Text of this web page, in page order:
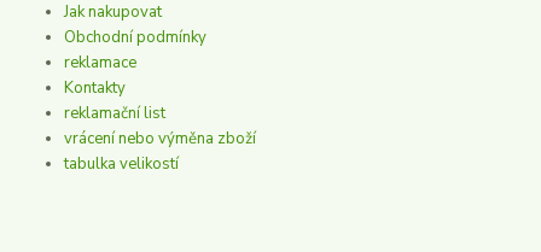
Jak nakupovat
Obchodní podmínky
reklamace
Kontakty
reklamační list
vrácení nebo výměna zboží
tabulka velikostí